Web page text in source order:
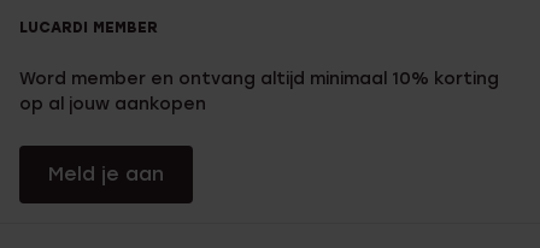
LUCARDI MEMBER
Word member en ontvang altijd minimaal 10% korting
op al jouw aankopen
Meld je aan